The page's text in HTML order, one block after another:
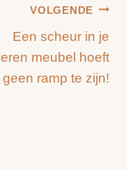
VOLGENDE
Een scheur in je
leren meubel hoeft
geen ramp te zijn!